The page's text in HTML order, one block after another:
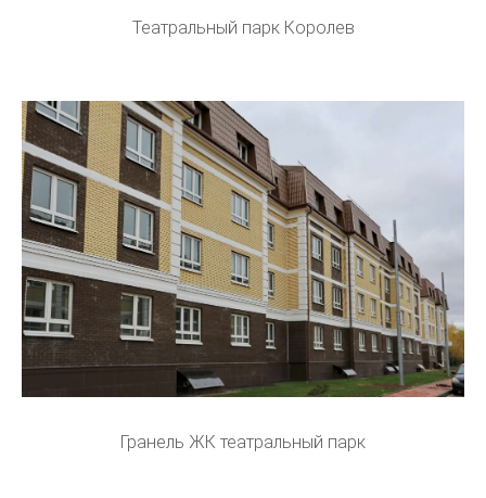
Театральный парк Королев
Гранель ЖК театральный парк